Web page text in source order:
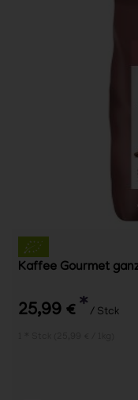
Kaffee Gourmet
25,99 € * / Stck